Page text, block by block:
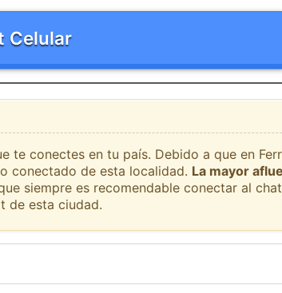
Celular
te conectes en tu país. Debido a que en
conectado de esta localidad. La mayor
siempre es recomendable conectar al
de esta ciudad.